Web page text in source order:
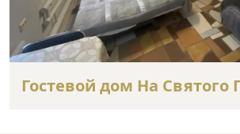
Гостевой дом На Святого